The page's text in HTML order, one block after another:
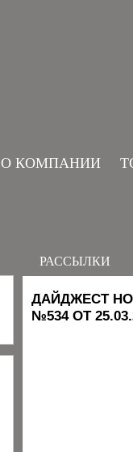
О КОМПАНИИ
РАССЫЛКИ
ДАЙДЖЕСТ
№534 ОТ